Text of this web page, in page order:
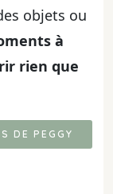
objets ou
à
rien que
DE PEGGY